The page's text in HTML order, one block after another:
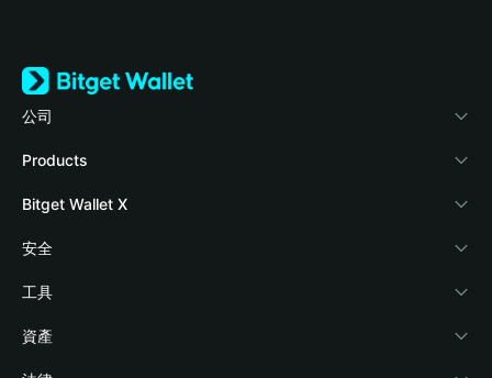
公司
關於 Bitget Wallet
部落格
學院
加密資訊
幫助中心
Products
Crypto Card
Stablecoin Earn
Payfi Crypto
Crypto Swap API
Bitget Wallet X
開發者文件
連接錢包
Bitget Wallet Pay
安全
風險保障基金
安全防護技術
工具
快捷買幣
資產